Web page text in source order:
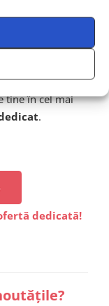
iar unul
tine în cel mai
.
dedicată!